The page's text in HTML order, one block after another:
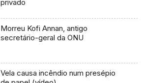
privado
Morreu Kofi Annan, antigo
secretário-geral da ONU
Vela causa incêndio num presépio